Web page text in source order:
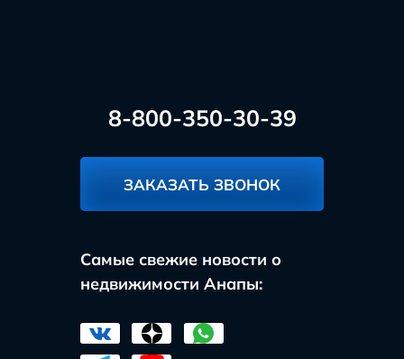
8-800-350-30-39
ЗАКАЗАТЬ ЗВОНОК
Самые свежие новости о
недвижимости Анапы: